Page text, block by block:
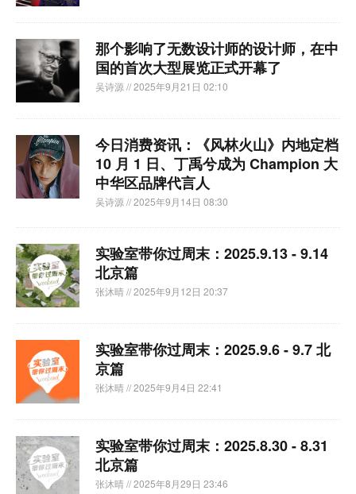
那个影响了无数设计师的设计师，在中
国的首次大型展览正式开幕了
吴诗源 // 2025年9月21日 02:10
今日消费资讯：《风林火山》内地定档
10 月 1 日、丁禹兮成为 Champion 大
中华区品牌代言人
吴诗源 // 2025年9月14日 08:30
实验室带你过周末：2025.9.13 - 9.14
北京篇
张沐晴// 2025年9月12日 20:37
实验室带你过周末：2025.9.6 - 9.7 北
京篇
张沐晴// 2025年9月4日 22:41
实验室带你过周末：2025.8.30 - 8.31
北京篇
张沐晴// 2025年8月29日 23:46